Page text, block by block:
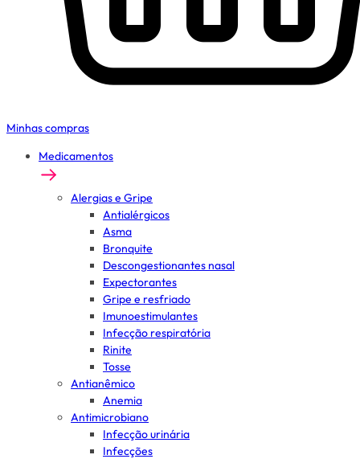
Minhas compras
Medicamentos
Alergias e Gripe
Antialérgicos
Asma
Bronquite
Descongestionantes nasal
Expectorantes
Gripe e resfriado
Imunoestimulantes
Infecção respiratória
Rinite
Tosse
Antianêmico
Anemia
Antimicrobiano
Infecção urinária
Infecções